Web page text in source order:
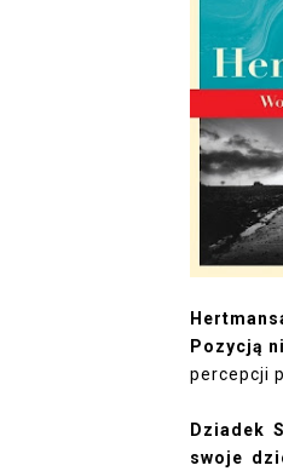
Pozycją
percepcji
Dziadek
swoje